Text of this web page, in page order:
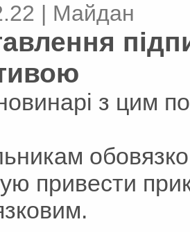
| Майдан
з цим
привести